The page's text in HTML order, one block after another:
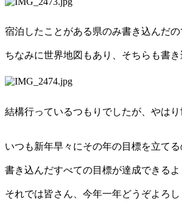
宿泊したことがある県のみ書き込んだ
ちなみに世界地図もあり、そちらも書き
結構行っているつもりでしたが、やはり
いつも新年早々にその年の目標を立て
書き込んだすべての目標が達成できる
それでは皆さん、今年一年どうぞよろし